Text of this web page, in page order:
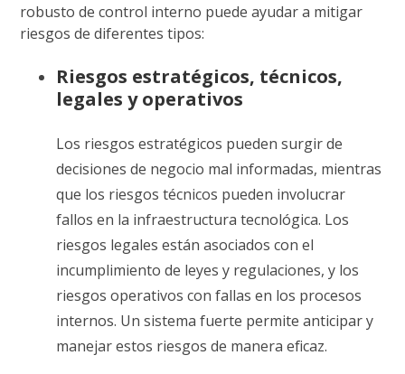
robusto de control interno puede ayudar a mitigar
riesgos de diferentes tipos:
Riesgos estratégicos, técnicos,
legales y operativos
Los riesgos estratégicos pueden surgir de
decisiones de negocio mal informadas, mientras
que los riesgos técnicos pueden involucrar
fallos en la infraestructura tecnológica. Los
riesgos legales están asociados con el
incumplimiento de leyes y regulaciones, y los
riesgos operativos con fallas en los procesos
internos. Un sistema fuerte permite anticipar y
manejar estos riesgos de manera eficaz.